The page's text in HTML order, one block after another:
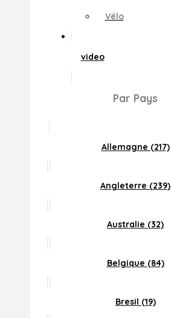
Vélo
video
Par Pays
Allemagne (217)
Angleterre (239)
Australie (32)
Belgique (84)
Bresil (19)